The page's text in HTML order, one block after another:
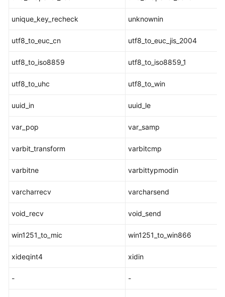
函
达
型
系
unique_key_recheck unknownin
utf8_to_euc_cn utf8_to_euc_jis_2004
utf8_to_iso8859 utf8_to_iso8859_1
utf8_to_uhc utf8_to_win
uuid_in uuid_le
var_pop var_samp
varbit_transform varbitcmp
varbitne varbittypmodin
varcharrecv varcharsend
void_recv void_send
win1251_to_mic win1251_to_win866
xideqint4 xidin
- -